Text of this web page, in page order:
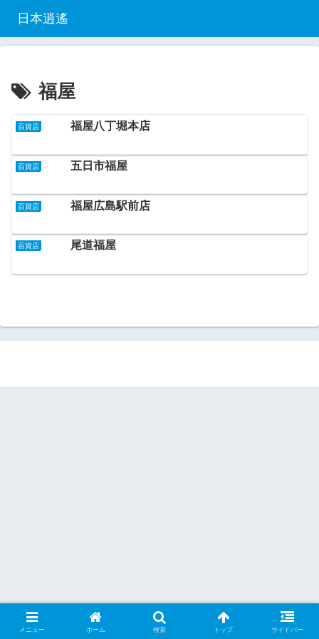
日本逍遙
福屋
百貨店 福屋八丁堀本店
百貨店 五日市福屋
百貨店 福屋広島駅前店
百貨店 尾道福屋
メニュー ホーム 検索 トップ サイドバー